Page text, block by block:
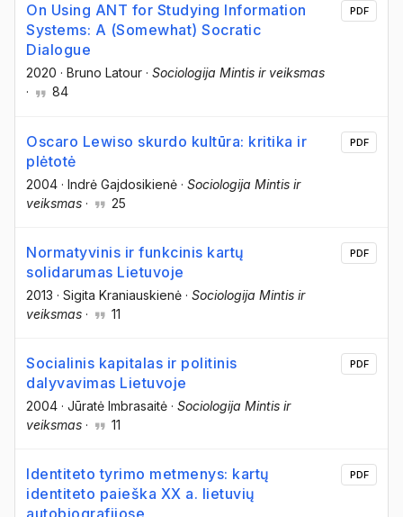
On Using ANT for Studying Information
Systems: A (Somewhat) Socratic
Dialogue
2020 · Bruno Latour · Sociologija Mintis ir veiksmas
·
84
PDF
Oscaro Lewiso skurdo kultūra: kritika ir
plėtotė
2004 · Indrė Gajdosikienė · Sociologija Mintis ir
veiksmas · 25
PDF
Normatyvinis ir funkcinis kartų
solidarumas Lietuvoje
2013 · Sigita Kraniauskienė · Sociologija Mintis ir
veiksmas · 11
PDF
Socialinis kapitalas ir politinis
dalyvavimas Lietuvoje
2004 · Jūratė Imbrasaitė · Sociologija Mintis ir
veiksmas · 11
PDF
Identiteto tyrimo metmenys: kartų
identiteto paieška XX a. lietuvių
PDF